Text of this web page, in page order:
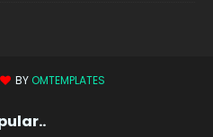
BY OMTEMPLATES